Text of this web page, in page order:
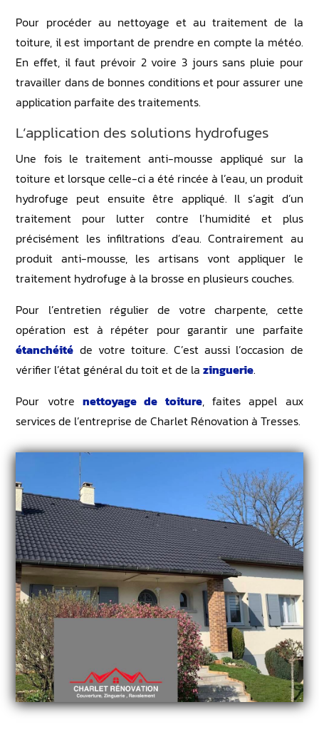
Pour procéder au nettoyage et au traitement de la
toiture, il est important de prendre en compte la météo.
En effet, il faut prévoir 2 voire 3 jours sans pluie pour
travailler dans de bonnes conditions et pour assurer une
application parfaite des traitements.
L’application des solutions hydrofuges
Une fois le traitement anti-mousse appliqué sur la
toiture et lorsque celle-ci a été rincée à l’eau, un produit
hydrofuge peut ensuite être appliqué. Il s’agit d’un
traitement pour lutter contre l’humidité et plus
précisément les infiltrations d’eau. Contrairement au
produit anti-mousse, les artisans vont appliquer le
traitement hydrofuge à la brosse en plusieurs couches.
Pour l’entretien régulier de votre charpente, cette
opération est à répéter pour garantir une parfaite
étanchéité de votre toiture. C’est aussi l’occasion de
vérifier l’état général du toit et de lazinguerie.
Pour votrenettoyage de toiture, faites appel aux
services de l’entreprise de Charlet Rénovation à Tresses.